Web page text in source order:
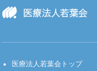
医療法人若葉会トップ